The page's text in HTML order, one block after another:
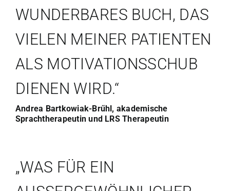
WUNDERBARES BUCH, DAS
VIELEN MEINER PATIENTEN
ALS MOTIVATIONSSCHUB
DIENEN WIRD.“
Andrea Bartkowiak-Brűhl, akademische
Sprachtherapeutin und LRS Therapeutin
„WAS FÜR EIN